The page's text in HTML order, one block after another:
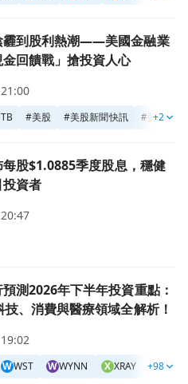
美國金融業掀起「現金回饋
霾到股利熱潮——美國金融業
回饋戰」搶投資人心
#美股 #美股新聞快訊 #美股精選
+2
股息，穩健回報吸引投資者頁
股$1.0885季度股息，穩健
資者
年投資重點：REIT、科技、消
測2026年下半年投資重點：
技、消費與醫療領域全解析！
WWST WWYNN X XRAY X XRX
+98